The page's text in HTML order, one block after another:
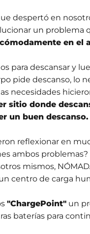
despertó en
un problema
en el
para descansar y
pide descanso, lo
necesidades
sitio donde
un buen descanso.
reflexionar en
ambos
mismos,
centro de carga
"ChargePoint" un
baterías para